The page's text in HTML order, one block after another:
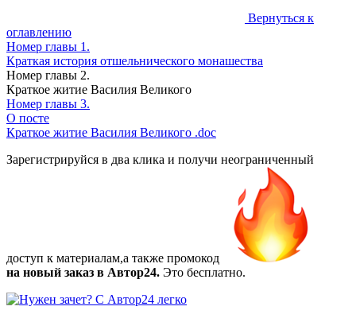
Вернуться к
оглавлению
Номер главы 1.
Краткая история отшельнического монашества
Номер главы 2.
Краткое житие Василия Великого
Номер главы 3.
О посте
Краткое житие Василия Великого .doc
Зарегистрируйся в два клика и получи неограниченный
доступ к материалам,а также промокод
на новый заказ в Автор24. Это бесплатно.